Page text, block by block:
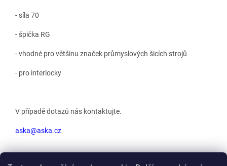
- síla 70
- špička RG
- vhodné pro většinu značek průmyslových šicích strojů
- pro interlocky
V případě dotazů nás kontaktujte.
aska@aska.cz